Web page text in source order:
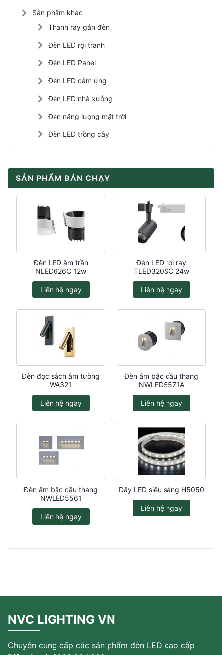
Sản phẩm khác
Thanh ray gắn đèn
Đèn LED rọi tranh
Đèn LED Panel
Đèn LED cảm ứng
Đèn LED nhà xưởng
Đèn năng lượng mặt trời
Đèn LED trồng cây
SẢN PHẨM BÁN CHẠY
Đèn LED âm trần
NLED626C 12w
Liên hệ ngay
Đèn LED rọi ray
TLED320SC 24w
Liên hệ ngay
Đèn đọc sách âm tường
WA321
Liên hệ ngay
Đèn âm bậc cầu thang
NWLED5571A
Liên hệ ngay
Đèn âm bậc cầu thang
NWLED5561
Liên hệ ngay
Dây LED siêu sáng H5050
Liên hệ ngay
NVC LIGHTING VN
Chuyên cung cấp các sản phẩm đèn LED cao cấp